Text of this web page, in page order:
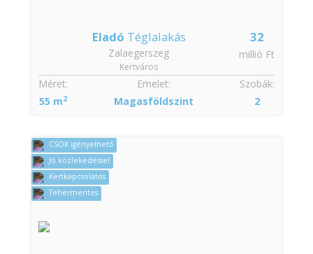
32
millió Ft
Eladó Téglalakás
Zalaegerszeg
Kertváros
Szobák:
2
Méret:
55 m2
Emelet:
Magasföldszint
CSOK igényelhető
Jó közlekedéssel
Kertkapcsolatos
Tehermentes